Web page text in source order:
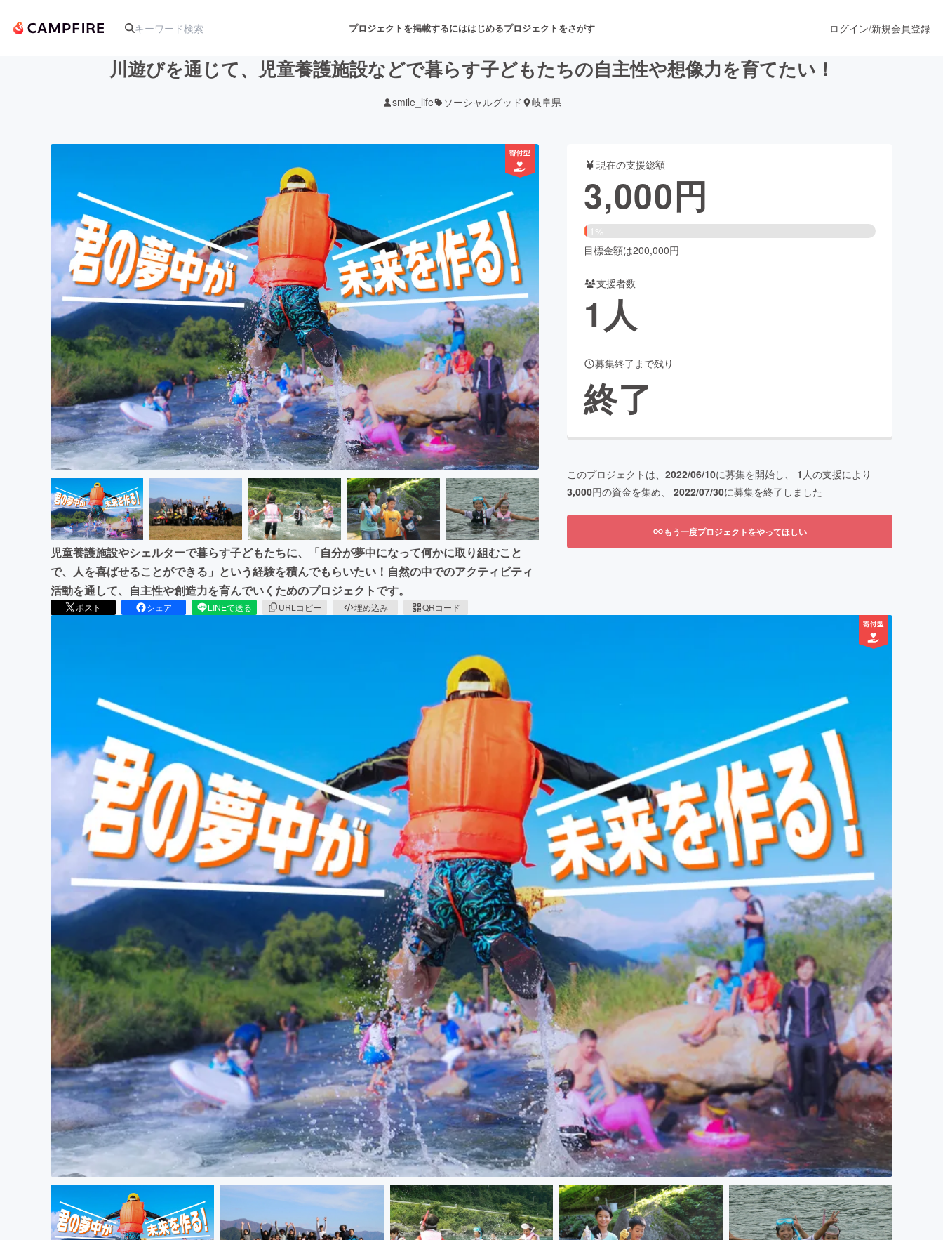
プロジェクトを掲載するにははじめるプロジェクトをさがす
舞台・パフォーマンス
テクノロジー・ガジェット ゲーム・サービス開発 フード・飲食店
映像・映画 書籍・雑誌出版 アニメ・漫画
ビジネス・起業 チャレンジ ビューティー・ヘルスケア
まちづくり・地域活性化
CAMPFIRE for Social Good CAMPFIRE Creation
CAMPFIREふるさと納税machi-yaコミュニティ
ログイン/新規会員登録
川遊びを通じて、児童養護施設などで暮らす子どもたちの自主性や想像力を育てたい！
smile_life ソーシャルグッド 岐阜県
児童養護施設やシェルターで暮らす子どもたちに、「自分が夢中になって何かに取り組むこと
で、人を喜ばせることができる」という経験を積んでもらいたい！自然の中でのアクティビティ
活動を通して、自主性や創造力を育んでいくためのプロジェクトです。
ポスト シェア LINEで送る URLコピー 埋め込み QRコード
現在の支援総額
3,000円
1%
目標金額は200,000円
支援者数
1人
募集終了まで残り
終了
このプロジェクトは、 2022/06/10に募集を開始し、 1 人の支援により
3,000円の資金を集め、 2022/07/30に募集を終了しました
もう一度プロジェクトをやってほしい